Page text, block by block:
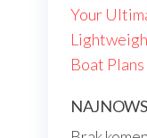
Your
Boat Plans